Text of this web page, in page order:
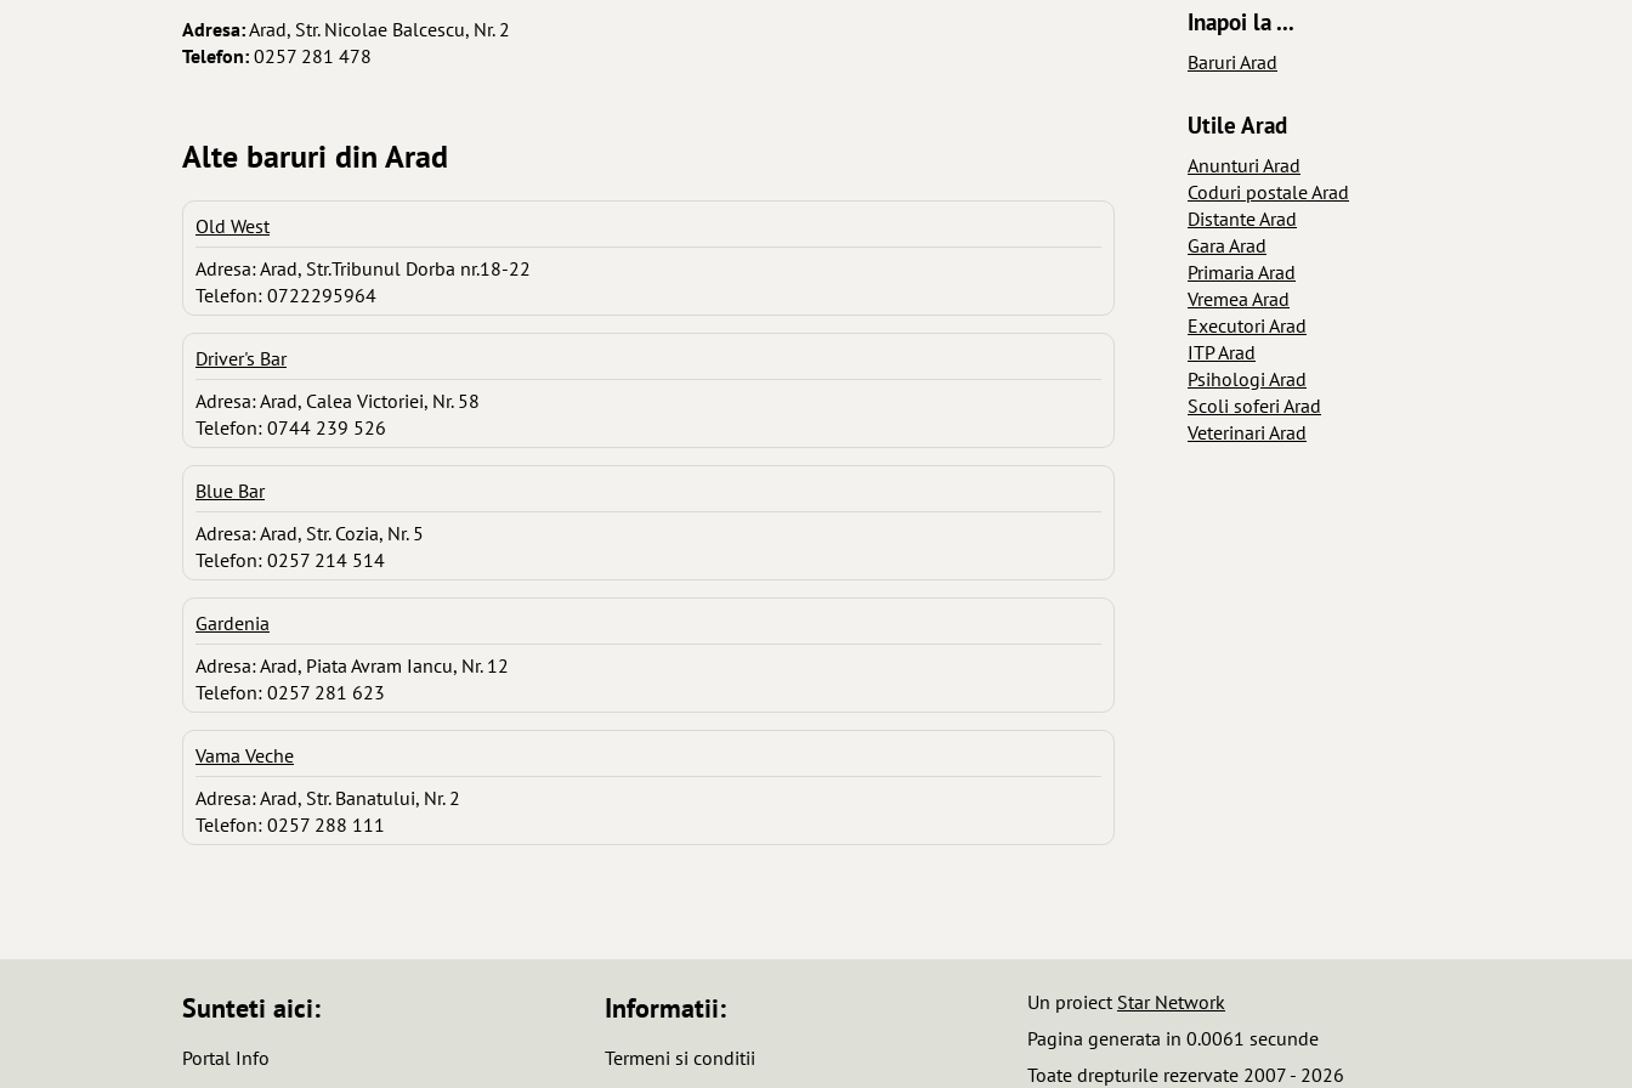
Adresa:Arad, Str. Nicolae Balcescu, Nr. 2
Telefon: 0257 281 478
Alte baruri din Arad
Old West
Adresa: Arad, Str.Tribunul Dorba nr.18-22
Telefon: 0722295964
Driver's Bar
Adresa: Arad, Calea Victoriei, Nr. 58
Telefon: 0744 239 526
Blue Bar
Adresa: Arad, Str. Cozia, Nr. 5
Telefon: 0257 214 514
Gardenia
Adresa: Arad, Piata Avram Iancu, Nr. 12
Telefon: 0257 281 623
Vama Veche
Adresa: Arad, Str. Banatului, Nr. 2
Telefon: 0257 288 111
Inapoi la ...
Baruri Arad
Utile Arad
Anunturi Arad
Coduri postale Arad
Distante Arad
Gara Arad
Primaria Arad
Vremea Arad
Executori Arad
ITP Arad
Psihologi Arad
Scoli soferi Arad
Veterinari Arad
Sunteti aici:
Portal Info
Informatii:
Termeni si conditii
Un proiect Star Network
Pagina generata in 0.0061 secunde
Toate drepturile rezervate 2007 - 2026